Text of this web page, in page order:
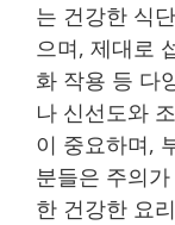
는 건강한 식
으며, 제대로
화 작용 등 다
나 신선도와
이 중요하며,
분들은 주의
한 건강한 요